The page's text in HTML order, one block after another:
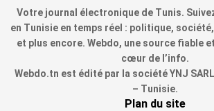
Votre journal électronique de Tunis.
en Tunisie en temps réel : politique,
et plus encore. Webdo, une source fiable
cœur de l’info.
Webdo.tn est édité par la société YNJ SARL
– Tunisie.
Plan du site